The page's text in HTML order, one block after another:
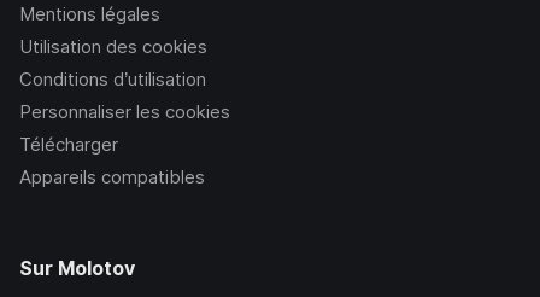
Mentions légales
Utilisation des cookies
Conditions d’utilisation
Personnaliser les cookies
Télécharger
Appareils compatibles
Sur Molotov